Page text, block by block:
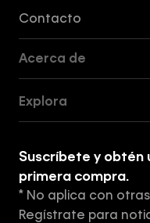
Contacto
Acerca de
Tiendas
Aviso de privacidad
Explora
Suscríbete y obtén
primera compra.
* No aplica con
Regístrate para